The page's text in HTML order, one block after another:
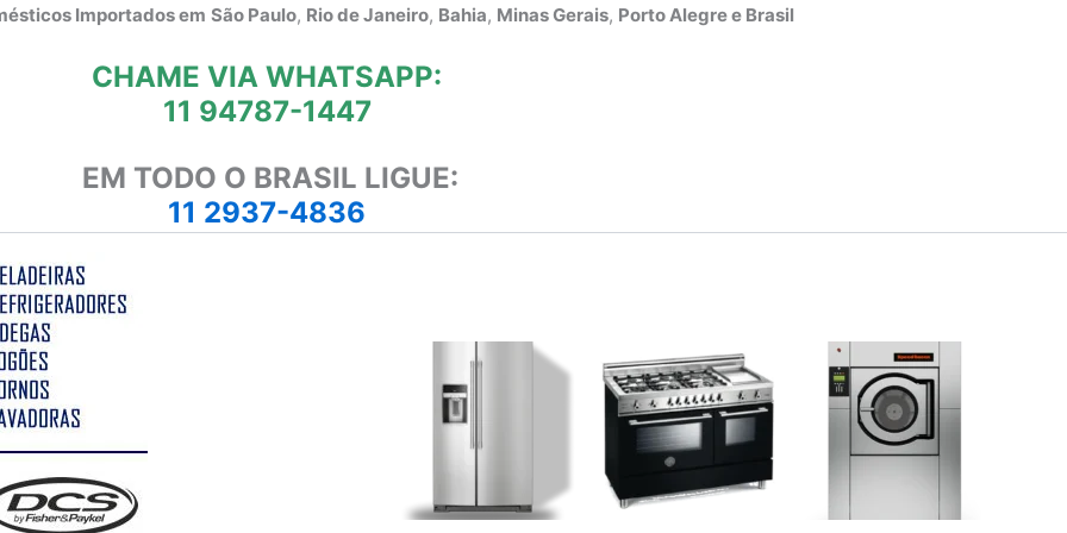
Importados em São Paulo, Rio de Janeiro, Bahia, Minas Gerais, Porto Alegre e Brasil
CHAME VIA WHATSAPP:
11 94787-1447
EM TODO O BRASIL LIGUE:
11 2937-4836